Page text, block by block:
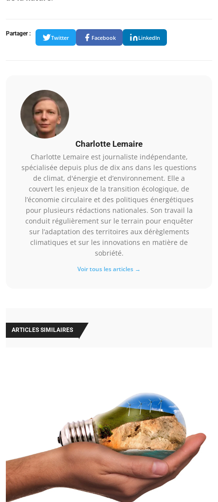
Partager :
Twitter Facebook LinkedIn
Charlotte Lemaire
Charlotte Lemaire est journaliste indépendante,
spécialisée depuis plus de dix ans dans les questions
de climat, d'énergie et d’environnement. Elle a
couvert les enjeux de la transition écologique, de
l’économie circulaire et des politiques énergétiques
pour plusieurs rédactions nationales. Son travail la
conduit régulièrement sur le terrain pour enquêter
sur l’adaptation des territoires aux dérèglements
climatiques et sur les innovations en matière de
sobriété.
Voir tous les articles →
ARTICLES SIMILAIRES